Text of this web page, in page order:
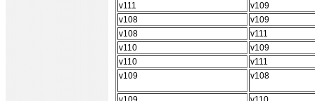
v111
v109
v108
v109
v108
v111
v110
v109
v110
v111
v109
v108